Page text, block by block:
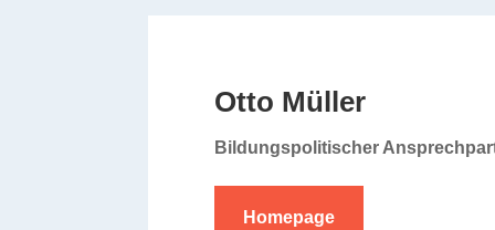
Otto Müller
Bildungspolitischer
Homepage